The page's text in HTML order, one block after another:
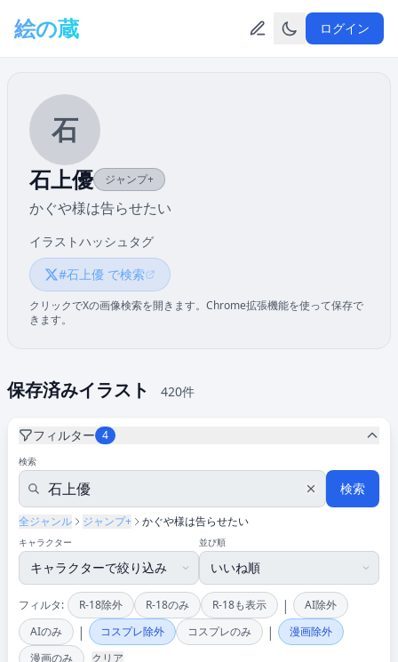
絵の蔵 ログイン
石
石上優 ジャンプ+
かぐや様は告らせたい
イラストハッシュタグ
#石上優 で検索
クリックでXの画像検索を開きます。Chrome拡張機能を使って保存で
きます。
保存済みイラスト 420件
フィルター 4
検索
検索
全ジャンル ジャンプ+ かぐや様は告らせたい
キャラクター 並び順
フィルタ: R-18除外 R-18のみ R-18も表示 |
AI除外
AIのみ
| コスプレ除外 コスプレのみ |
漫画除外
漫画のみ
クリア